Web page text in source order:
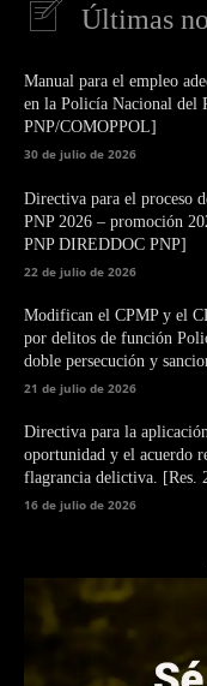
Últimas
Manual para el empleo
en la Policía Nacional del
PNP/COMOPPOL]
30 de julio de 2026
Directiva para el proceso
PNP 2026 – promoción
PNP DIREDDOC PNP]
22 de julio de 2026
Modifican el CPMP y el
por delitos de función
doble persecución y
21 de julio de 2026
Directiva para la
oportunidad y el acuerdo
flagrancia delictiva. [Res.
16 de julio de 2026